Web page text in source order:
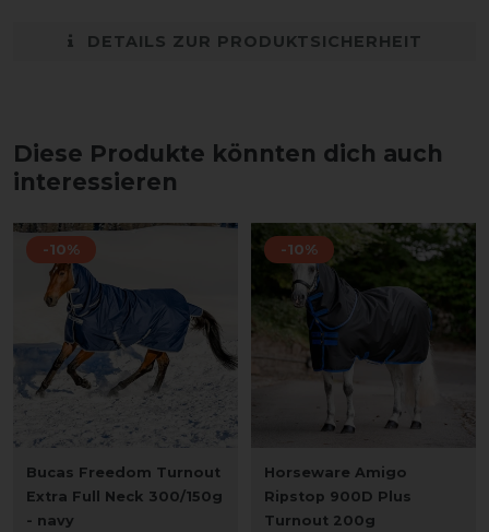
DETAILS ZUR PRODUKTSICHERHEIT
Diese Produkte könnten dich auch
interessieren
-10%
Bucas Freedom Turnout
Extra Full Neck 300/150g
- navy
-10%
Horseware Amigo
Ripstop 900D Plus
Turnout 200g